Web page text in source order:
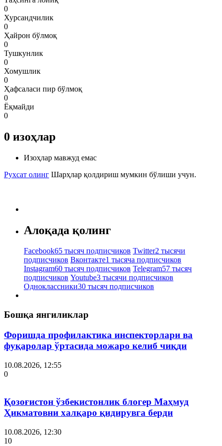
0
Хурсандчилик
0
Ҳайрон бўлмоқ
0
Тушкунлик
0
Хомушлик
0
Ҳафсаласи пир бўлмоқ
0
Ёқмайди
0
0 изоҳлар
Изоҳлар мавжуд емас
Рухсат олинг Шарҳлар қолдириш мумкин бўлиши учун.
Алоқада қолинг
Facebook65 тысяч подписчиков Twitter2 тысячи
подписчиков Вконтакте1 тысяча подписчиков
Instagram60 тысяч подписчиков Telegram57 тысяч
подписчиков Youtube3 тысячи подписчиков
Одноклассники30 тысяч подписчиков
Бошқа янгиликлар
Форишда профилактика инспекторлари ва
фуқаролар ўртасида можаро келиб чиқди
10.08.2026, 12:55
0
Қозоғистон ўзбекистонлик блогер Маҳмуд
Ҳикматовни халқаро қидирувга берди
10.08.2026, 12:30
10